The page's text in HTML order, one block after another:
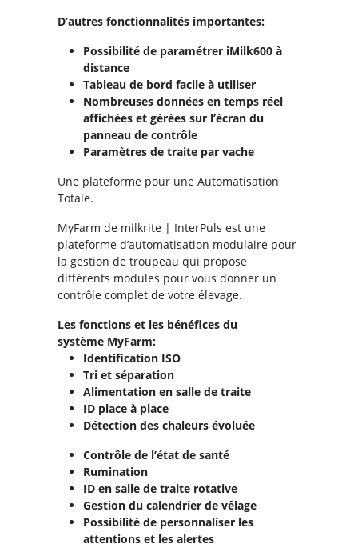
D’autres fonctionnalités importantes:
Possibilité de paramétrer iMilk600 à
distance
Tableau de bord facile à utiliser
Nombreuses données en temps réel
affichées et gérées sur l’écran du
panneau de contrôle
Paramètres de traite par vache
Une plateforme pour une Automatisation
Totale.
MyFarm de milkrite | InterPuls est une
plateforme d’automatisation modulaire pour
la gestion de troupeau qui propose
différents modules pour vous donner un
contrôle complet de votre élevage.
Les fonctions et les bénéfices du
système MyFarm:
Identification ISO
Tri et séparation
Alimentation en salle de traite
ID place à place
Détection des chaleurs évoluée
Contrôle de l’état de santé
Rumination
ID en salle de traite rotative
Gestion du calendrier de vêlage
Possibilité de personnaliser les
attentions et les alertes